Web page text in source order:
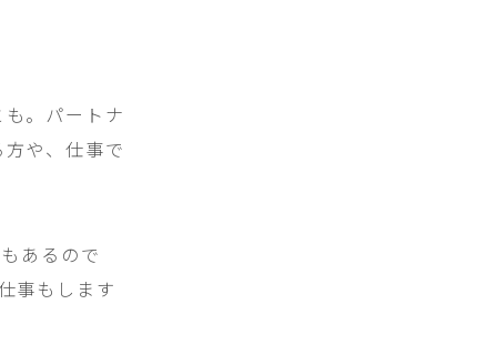
。パートナ
や、仕事で
あるので
事もします